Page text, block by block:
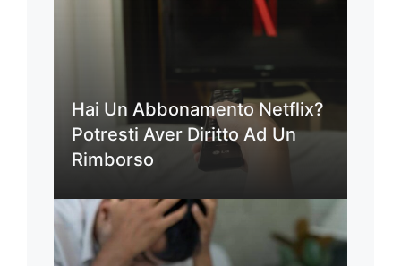
Hai Un Abbonamento Netflix?
Potresti Aver Diritto Ad Un
Rimborso